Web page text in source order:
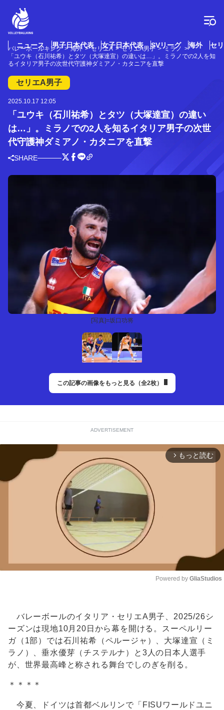
ニュース 男子日本代表 女子日本代表 SVリーグ 海外 セ
バレーボールキング 海外 セリエA セリエA男子
ミラノ
「ユウキ（石川祐希）とタツ（大塚達宣）の違いは…」。ミラノでの2人を知
るイタリア男子の次世代守護神ダミアノ・カタニアを直撃
セリエA男子
2025.10.17 12:05
「ユウキ（石川祐希）とタツ（大塚達宣）の違い
は…」。ミラノでの2人を知るイタリア男子の次世
代守護神ダミアノ・カタニアを直撃
SHARE
この記事の画像をもっと見る（全2枚）
[写真]=坂口功将
ADVERTISEMENT
arrow_forward_ios もっと読む
Powered by GliaStudios
バレーボールのイタリア・セリエA男子、2025/26シ
ーズンは現地10月20日から幕を開ける。スーペルリー
ガ（1部）では石川祐希（ペルージャ）、大塚達宣（ミ
ラノ）、垂水優芽（チステルナ）と3人の日本人選手
が、世界最高峰と称される舞台でしのぎを削る。
＊＊＊＊
今夏、ドイツは首都ベルリンで「FISUワールドユニ